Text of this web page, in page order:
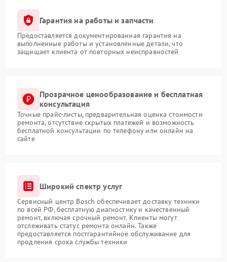
Гарантия на работы и запчасти
Предоставляется документированная гарантия на
выполненные работы и установленные детали, что
защищает клиента от повторных неисправностей
Прозрачное ценообразование и бесплатная
консультация
Точные прайс-листы, предварительная оценка стоимости
ремонта, отсутствие скрытых платежей и возможность
бесплатной консультации по телефону или онлайн на
сайте
Широкий спектр услуг
Сервисный центр Bosch обеспечивает доставку техники
по всей РФ, бесплатную диагностику и качественный
ремонт, включая срочный ремонт. Клиенты могут
отслеживать статус ремонта онлайн. Также
предоставляется постгарантийное обслуживание для
продления срока службы техники